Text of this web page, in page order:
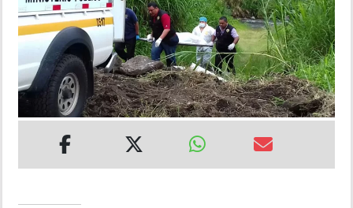
INSÓLITAS
MULTIMEDIA